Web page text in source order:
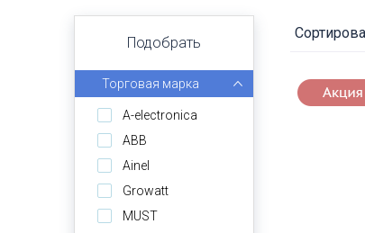
Подобрать
Торговая марка
A-electronica
ABB
Ainel
Growatt
MUST